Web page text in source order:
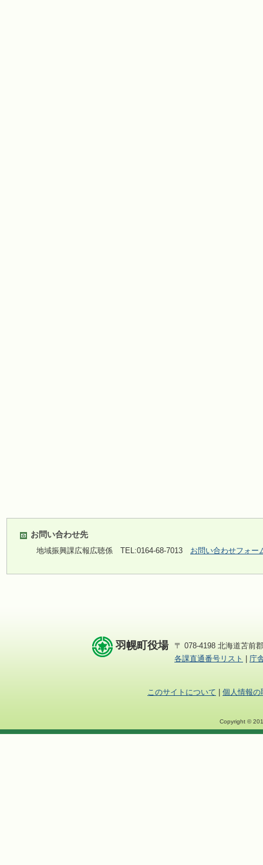
お問い合わせ先
地域振興課広報広聴係 TEL:0164-68-7013 お問い合わせフォー
羽幌町役場
〒 078-4198 北海道苫前
各課直通番号リスト
庁
このサイトについて 個人情報の
Copyright ©